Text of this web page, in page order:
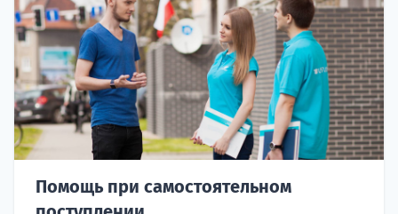
поступлении